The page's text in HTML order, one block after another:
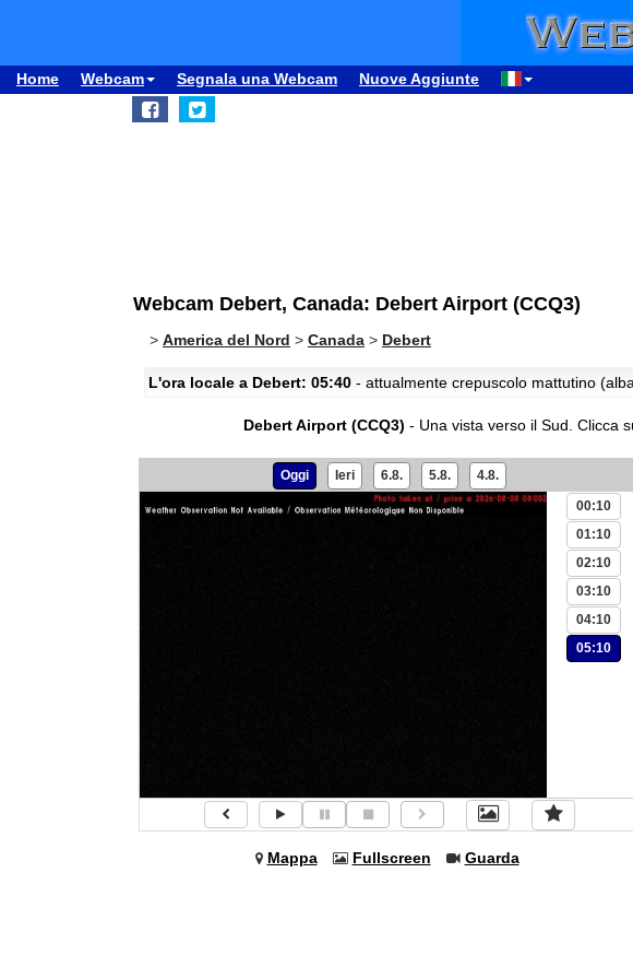
Home Webcam Segnala una Webcam Nuove Aggiunte
Webcam Debert, Canada: Debert Airport (CCQ3)
> America del Nord > Canada > Debert
L'ora locale a Debert: 05:40 - attualmente crepuscolo mattutino
Debert Airport (CCQ3) - Una vista verso il Sud. Clicca
Oggi Ieri 6.8. 5.8. 4.8.
00:10
01:10
02:10
03:10
04:10
05:10
Mappa Fullscreen Guarda